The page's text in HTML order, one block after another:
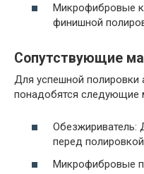
Микрофибровые
финишной
Сопутствующие
Для успешной полировки
понадобятся следующие
Обезжириватель:
перед
Микрофибровые